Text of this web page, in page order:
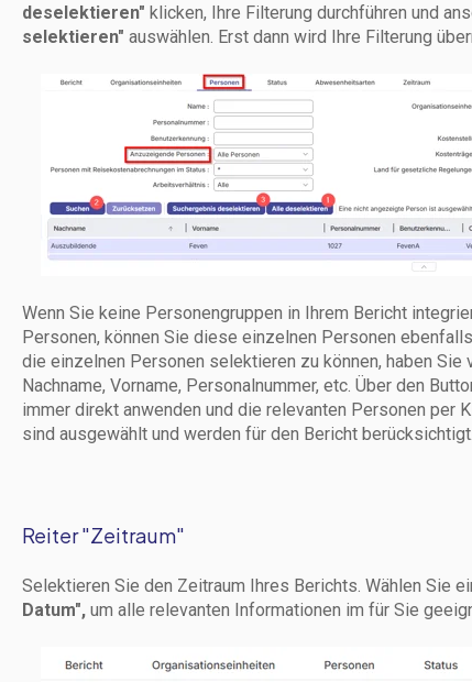
deselektieren" klicken, Ihre Filterung durchführen und
selektieren" auswählen. Erst dann wird Ihre Filterung
Wenn Sie keine Personengruppen in Ihrem Bericht
Personen, können Sie diese einzelnen Personen
die einzelnen Personen selektieren zu können, haben
Nachname, Vorname, Personalnummer, etc. Über den
immer direkt anwenden und die relevanten Personen per
sind ausgewählt und werden für den Bericht berücksichtigt.
Reiter "Zeitraum"
Selektieren Sie den Zeitraum Ihres Berichts. Wählen Sie
Datum",um alle relevanten Informationen im für Sie